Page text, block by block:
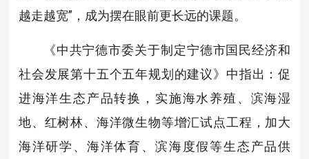
越走越宽”，成为摆在眼前更长远的课题。
《中共宁德市委关于制定宁德市国民经济和
社会发展第十五个五年规划的建议》中指出：促
进海洋生态产品转换，实施海水养殖、滨海湿
地、红树林、海洋微生物等增汇试点工程，加大
海洋研学、海洋体育、滨海度假等生态产品供